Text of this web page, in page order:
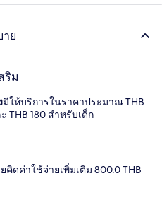
ย
ริม
มีให้บริการในราคาประมาณ THB
THB 180 สำหรับเด็ก
คิดค่าใช้จ่ายเพิ่มเติม 800.0 THB